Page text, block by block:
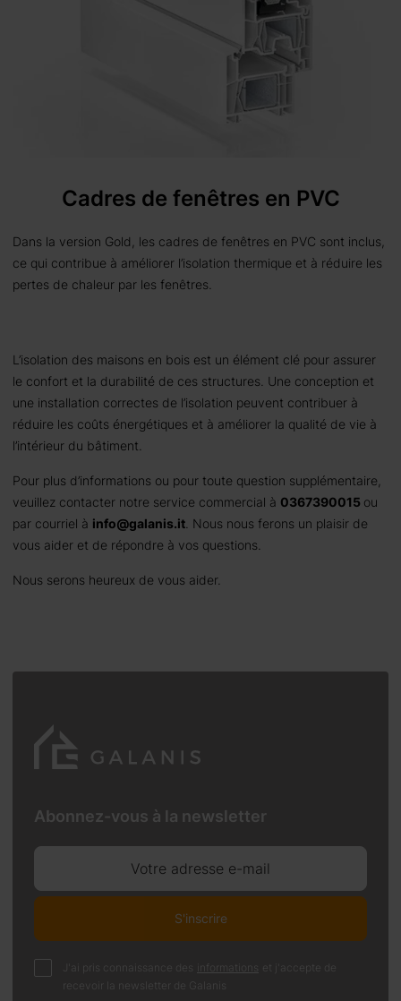
Cadres de fenêtres en PVC
Dans la version Gold, les cadres de fenêtres en PVC sont inclus,
ce qui contribue à améliorer l’isolation thermique et à réduire les
pertes de chaleur par les fenêtres.
L’isolation des maisons en bois est un élément clé pour assurer
le confort et la durabilité de ces structures. Une conception et
une installation correctes de l’isolation peuvent contribuer à
réduire les coûts énergétiques et à améliorer la qualité de vie à
l’intérieur du bâtiment.
Pour plus d’informations ou pour toute question supplémentaire,
veuillez contacter notre service commercial à 0367390015 ou
par courriel à info@galanis.it . Nous nous ferons un plaisir de
vous aider et de répondre à vos questions.
Nous serons heureux de vous aider.
Abonnez-vous à la newsletter
Votre adresse e-mail
S'inscrire
J'ai pris connaissance des informations
et j'accepte de
recevoir la newsletter de Galanis